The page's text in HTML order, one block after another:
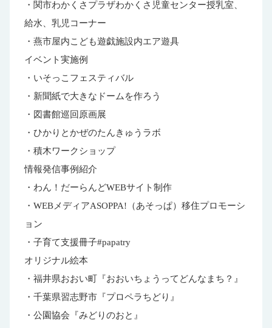
・関市わかくさプラザわかくさ児童センター授乳室、
給水、乳児コーナー
・燕市屋内こども遊戯施設内エア遊具
イベント実施例
・いそっこフェスティバル
・新聞紙で大きなドームを作ろう
・図書館巡回原画展
・ひかりとかぜのたんきゅうラボ
・積木ワークショップ
情報発信事例紹介
・わん！だーらんどWEBサイト制作
・WEBメディアASOPPA!（あそっぱ）移住プロモーシ
ョン
・子育て支援冊子#papatry
オリジナル絵本
・福井県おおい町『おおいちょうってどんなまち？』
・千葉県習志野市『プロペラちどり』
・公園協会『みどりのおと』